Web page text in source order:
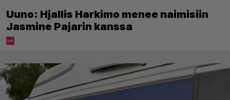
Uuno: Hjallis Harkimo menee naimisiin
Jasmine Pajarin kanssa